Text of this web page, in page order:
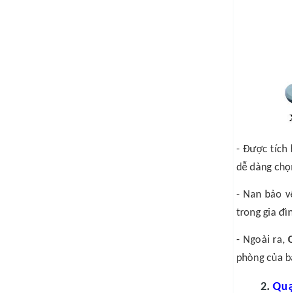
- Được tích
dễ dàng
- Nan bảo
trong gia
- Ngoài ra,
phòng của
2.